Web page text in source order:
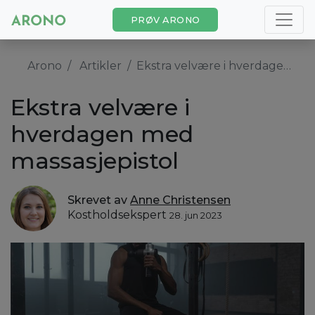
PRØV ARONO
Arono Artikler Ekstra velvære i hverdagen med massasjepistol
Ekstra velvære i
hverdagen med
massasjepistol
Skrevet av Anne Christensen
Kostholdsekspert 28. jun 2023